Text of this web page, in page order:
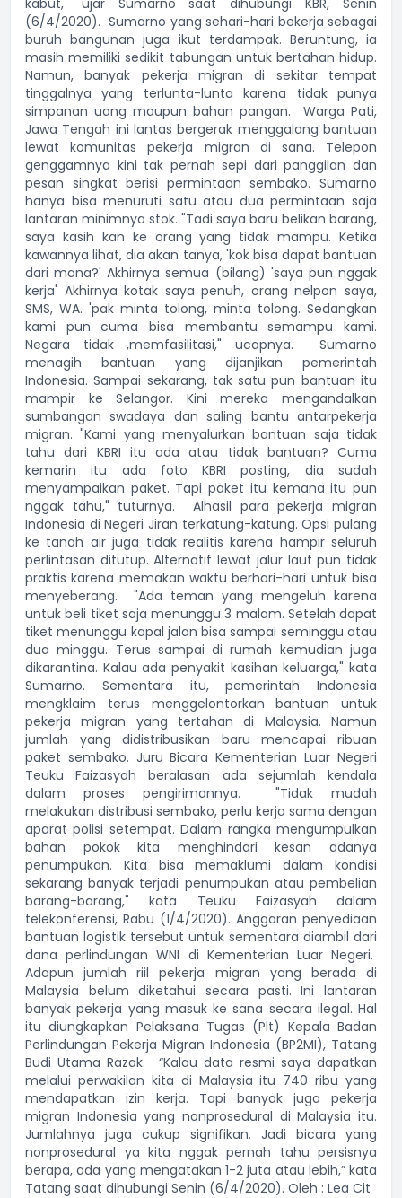
kabut," ujar Sumarno saat dihubungi KBR, Senin
(6/4/2020). Sumarno yang sehari-hari bekerja sebagai
buruh bangunan juga ikut terdampak. Beruntung, ia
masih memiliki sedikit tabungan untuk bertahan hidup.
Namun, banyak pekerja migran di sekitar tempat
tinggalnya yang terlunta-lunta karena tidak punya
simpanan uang maupun bahan pangan. Warga Pati,
Jawa Tengah ini lantas bergerak menggalang bantuan
lewat komunitas pekerja migran di sana. Telepon
genggamnya kini tak pernah sepi dari panggilan dan
pesan singkat berisi permintaan sembako. Sumarno
hanya bisa menuruti satu atau dua permintaan saja
lantaran minimnya stok. "Tadi saya baru belikan barang,
saya kasih kan ke orang yang tidak mampu. Ketika
kawannya lihat, dia akan tanya, 'kok bisa dapat bantuan
dari mana?' Akhirnya semua (bilang) 'saya pun nggak
kerja' Akhirnya kotak saya penuh, orang nelpon saya,
SMS, WA. 'pak minta tolong, minta tolong. Sedangkan
kami pun cuma bisa membantu semampu kami.
Negara tidak ,memfasilitasi," ucapnya. Sumarno
menagih bantuan yang dijanjikan pemerintah
Indonesia. Sampai sekarang, tak satu pun bantuan itu
mampir ke Selangor. Kini mereka mengandalkan
sumbangan swadaya dan saling bantu antarpekerja
migran. "Kami yang menyalurkan bantuan saja tidak
tahu dari KBRI itu ada atau tidak bantuan? Cuma
kemarin itu ada foto KBRI posting, dia sudah
menyampaikan paket. Tapi paket itu kemana itu pun
nggak tahu," tuturnya. Alhasil para pekerja migran
Indonesia di Negeri Jiran terkatung-katung. Opsi pulang
ke tanah air juga tidak realitis karena hampir seluruh
perlintasan ditutup. Alternatif lewat jalur laut pun tidak
praktis karena memakan waktu berhari-hari untuk bisa
menyeberang. "Ada teman yang mengeluh karena
untuk beli tiket saja menunggu 3 malam. Setelah dapat
tiket menunggu kapal jalan bisa sampai seminggu atau
dua minggu. Terus sampai di rumah kemudian juga
dikarantina. Kalau ada penyakit kasihan keluarga," kata
Sumarno. Sementara itu, pemerintah Indonesia
mengklaim terus menggelontorkan bantuan untuk
pekerja migran yang tertahan di Malaysia. Namun
jumlah yang didistribusikan baru mencapai ribuan
paket sembako. Juru Bicara Kementerian Luar Negeri
Teuku Faizasyah beralasan ada sejumlah kendala
dalam proses pengirimannya. "Tidak mudah
melakukan distribusi sembako, perlu kerja sama dengan
aparat polisi setempat. Dalam rangka mengumpulkan
bahan pokok kita menghindari kesan adanya
penumpukan. Kita bisa memaklumi dalam kondisi
sekarang banyak terjadi penumpukan atau pembelian
barang-barang," kata Teuku Faizasyah dalam
telekonferensi, Rabu (1/4/2020). Anggaran penyediaan
bantuan logistik tersebut untuk sementara diambil dari
dana perlindungan WNI di Kementerian Luar Negeri.
Adapun jumlah riil pekerja migran yang berada di
Malaysia belum diketahui secara pasti. Ini lantaran
banyak pekerja yang masuk ke sana secara ilegal. Hal
itu diungkapkan Pelaksana Tugas (Plt) Kepala Badan
Perlindungan Pekerja Migran Indonesia (BP2MI), Tatang
Budi Utama Razak. “Kalau data resmi saya dapatkan
melalui perwakilan kita di Malaysia itu 740 ribu yang
mendapatkan izin kerja. Tapi banyak juga pekerja
migran Indonesia yang nonprosedural di Malaysia itu.
Jumlahnya juga cukup signifikan. Jadi bicara yang
nonprosedural ya kita nggak pernah tahu persisnya
berapa, ada yang mengatakan 1-2 juta atau lebih,” kata
Tatang saat dihubungi Senin (6/4/2020). Oleh : Lea Cit